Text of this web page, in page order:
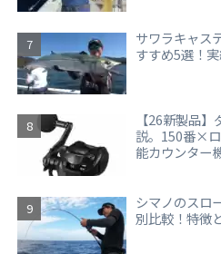
サワラキャス
すすめ5選！
【26新製品
説。150番×
能カウンター
シマノのスロ
別比較！特徴